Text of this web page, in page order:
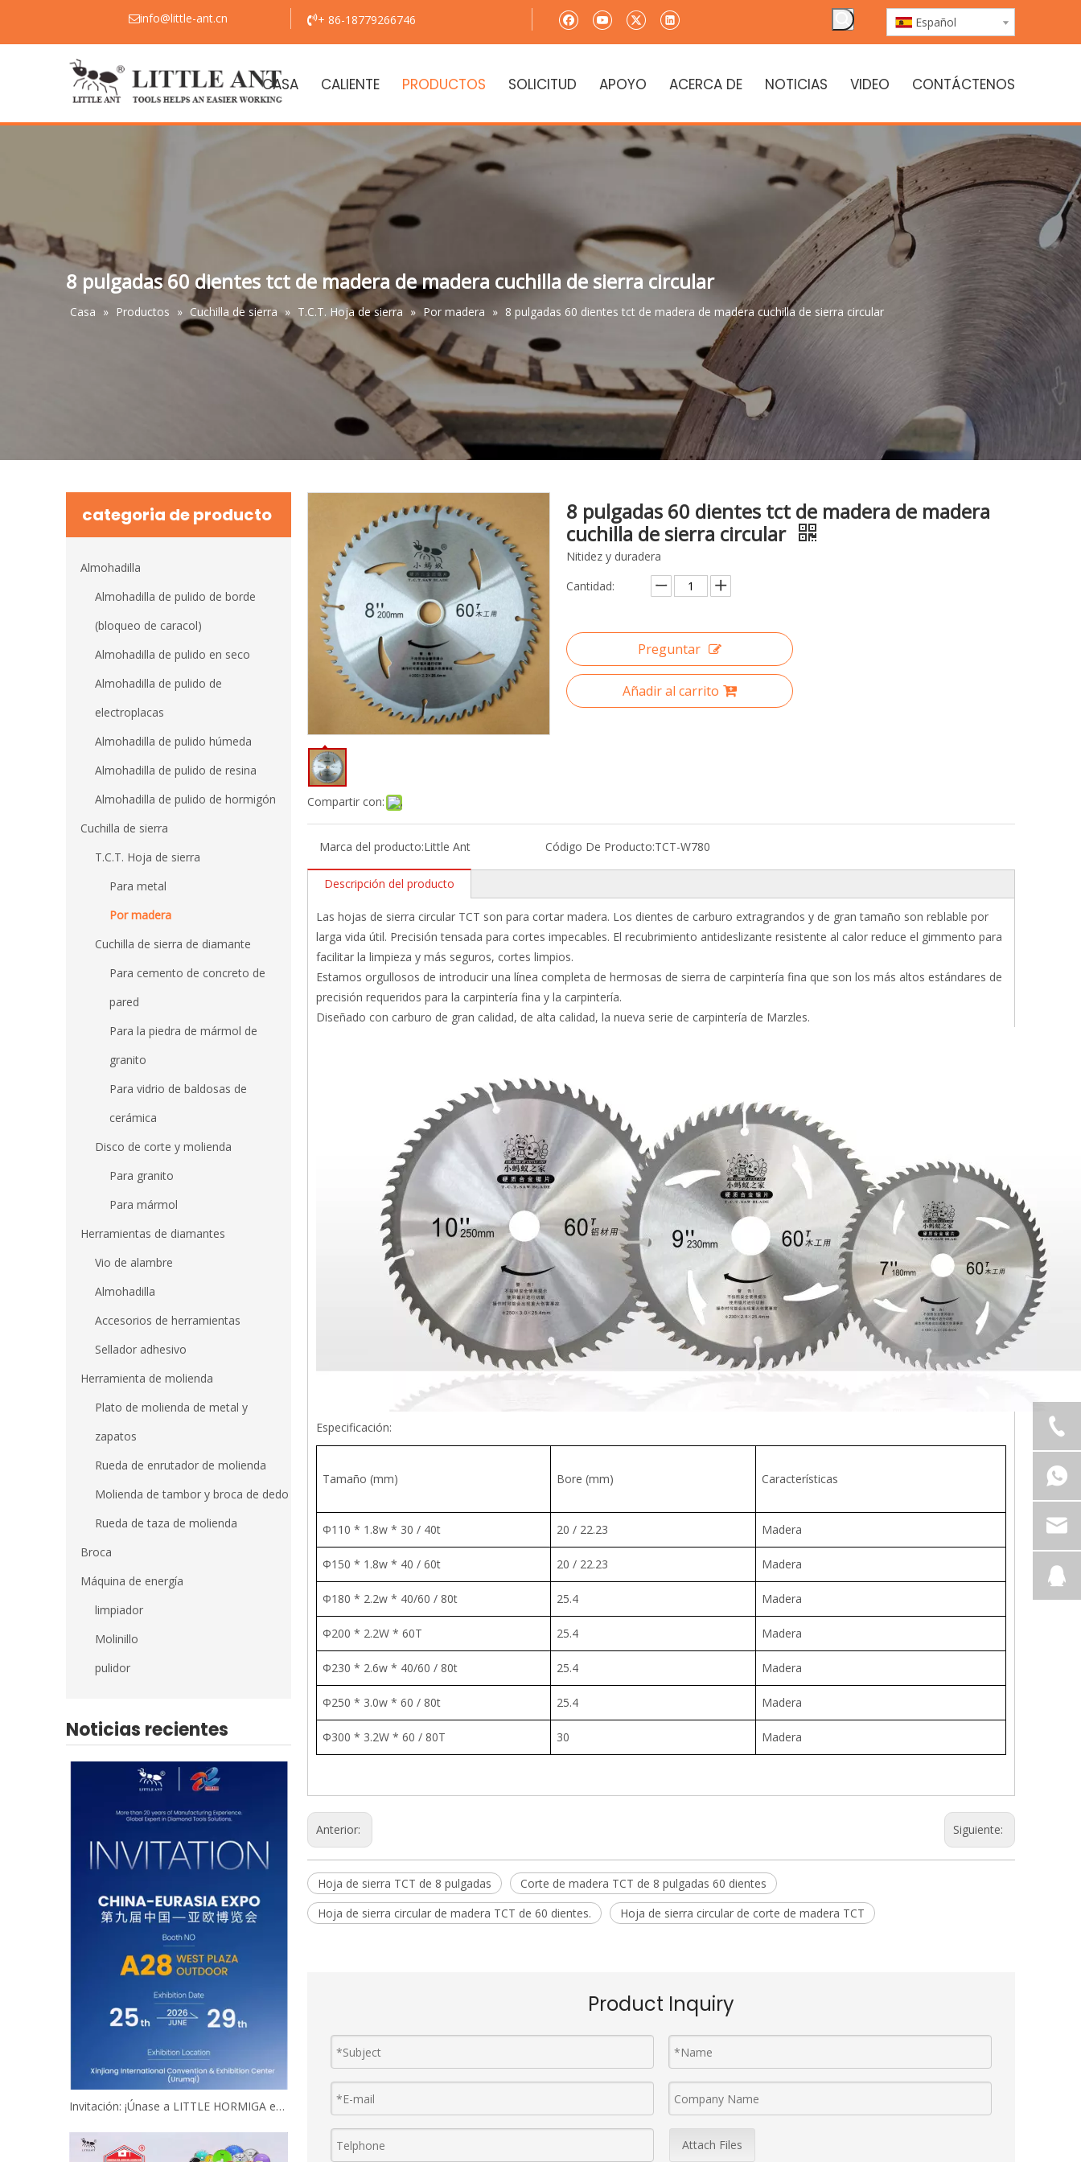
info@little-ant.cn + 86-18779266746 Español
CASA CALIENTE PRODUCTOS SOLICITUD APOYO ACERCA DE NOTICIAS VIDEO CONTÁCTENOS
8 pulgadas 60 dientes tct de madera de madera cuchilla de sierra circular
Casa » Productos » Cuchilla de sierra » T.C.T. Hoja de sierra » Por madera » 8 pulgadas 60 dientes tct de madera de madera cuchilla de sierra circular
categoria de producto
Almohadilla
Almohadilla de pulido de borde
(bloqueo de caracol)
Almohadilla de pulido en seco
Almohadilla de pulido de
electroplacas
Almohadilla de pulido húmeda
Almohadilla de pulido de resina
Almohadilla de pulido de hormigón
Cuchilla de sierra
T.C.T. Hoja de sierra
Para metal
Por madera
Cuchilla de sierra de diamante
Para cemento de concreto de
pared
Para la piedra de mármol de
granito
Para vidrio de baldosas de
cerámica
Disco de corte y molienda
Para granito
Para mármol
Herramientas de diamantes
Vio de alambre
Almohadilla
Accesorios de herramientas
Sellador adhesivo
Herramienta de molienda
Plato de molienda de metal y
zapatos
Rueda de enrutador de molienda
Molienda de tambor y broca de dedo
Rueda de taza de molienda
Broca
Máquina de energía
limpiador
Molinillo
pulidor
Noticias recientes
Invitación: ¡Únase a LITTLE HORMIGA en la 9ª Exposición China-Eurasia!
Compartir con:
8 pulgadas 60 dientes tct de madera de madera
cuchilla de sierra circular
Nitidez y duradera
Cantidad:
Preguntar
Añadir al carrito
Marca del producto:Little Ant Código De Producto:TCT-W780
Descripción del producto
Las hojas de sierra circular TCT son para cortar madera. Los dientes de carburo extragrandos y de gran tamaño son reblable por
larga vida útil. Precisión tensada para cortes impecables. El recubrimiento antideslizante resistente al calor reduce el gimmento para
facilitar la limpieza y más seguros, cortes limpios.
Estamos orgullosos de introducir una línea completa de hermosas de sierra de carpintería fina que son los más altos estándares de
precisión requeridos para la carpintería fina y la carpintería.
Diseñado con carburo de gran calidad, de alta calidad, la nueva serie de carpintería de Marzles.
Especificación:
Tamaño (mm) Bore (mm) Características
Φ110 * 1.8w * 30 / 40t 20 / 22.23 Madera
Φ150 * 1.8w * 40 / 60t 20 / 22.23 Madera
Φ180 * 2.2w * 40/60 / 80t 25.4 Madera
Φ200 * 2.2W * 60T 25.4 Madera
Φ230 * 2.6w * 40/60 / 80t 25.4 Madera
Φ250 * 3.0w * 60 / 80t 25.4 Madera
Φ300 * 3.2W * 60 / 80T 30 Madera
Anterior: Siguiente:
Hoja de sierra TCT de 8 pulgadas
Corte de madera TCT de 8 pulgadas 60 dientes
Hoja de sierra circular de madera TCT de 60 dientes.
Hoja de sierra circular de corte de madera TCT
Product Inquiry
Attach Files